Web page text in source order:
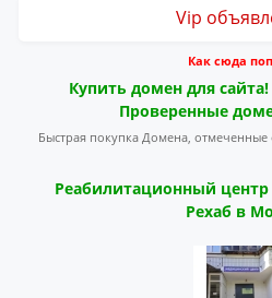
Vip
Как сюда
Купить домен для сайта!
Проверенные
Быстрая покупка Домена,
Реабилитационный
Рехаб в